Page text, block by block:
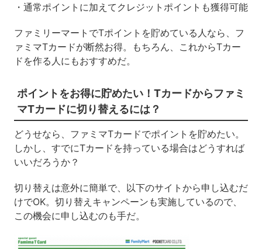
・通常ポイントに加えてクレジットポイントも獲得可能
ファミリーマートでTポイントを貯めている人なら、フ
ァミマTカードが断然お得。もちろん、これからTカー
ドを作る人にもおすすめだ。
ポイントをお得に貯めたい！Tカードからファミ
マTカードに切り替えるには？
どうせなら、ファミマTカードでポイントを貯めたい。
しかし、すでにTカードを持っている場合はどうすれば
いいだろうか？
切り替えは意外に簡単で、以下のサイトから申し込むだ
けでOK。切り替えキャンペーンも実施しているので、
この機会に申し込むのも手だ。